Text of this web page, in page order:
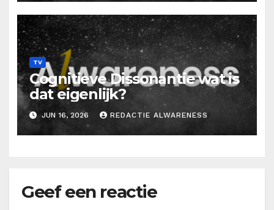
TV
Cognitieve Dissonantie wat is
dat eigenlijk?
JUN 16, 2026 REDACTIE ALWARENESS
Geef een reactie